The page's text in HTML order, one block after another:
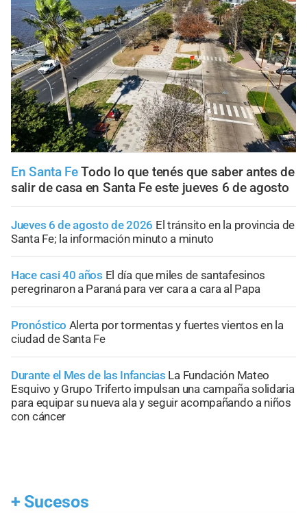
En Santa Fe Todo lo que tenés que saber antes de
salir de casa en Santa Fe este jueves 6 de agosto
Jueves 6 de agosto de 2026 El tránsito en la provincia de
Santa Fe; la información minuto a minuto
Hace casi 40 años El día que miles de santafesinos
peregrinaron a Paraná para ver cara a cara al Papa
Pronóstico Alerta por tormentas y fuertes vientos en la
ciudad de Santa Fe
Durante el Mes de las Infancias La Fundación Mateo
Esquivo y Grupo Triferto impulsan una campaña solidaria
para equipar su nueva ala y seguir acompañando a niños
con cáncer
+ Sucesos